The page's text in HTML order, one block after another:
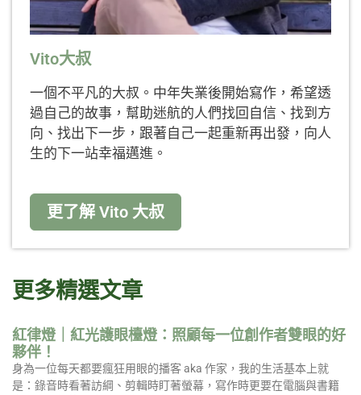
Vito大叔
一個不平凡的大叔。中年失業後開始寫作，希望透
過自己的故事，幫助迷航的人們找回自信、找到方
向、找出下一步，跟著自己一起重新再出發，向人
生的下一站幸福邁進。
更了解 Vito 大叔
更多精選文章
紅律燈｜紅光護眼檯燈：照顧每一位創作者雙眼的好
夥伴！
身為一位每天都要瘋狂用眼的播客 aka 作家，我的生活基本上就
是：錄音時看著訪綱、剪輯時盯著螢幕，寫作時更要在電腦與書籍